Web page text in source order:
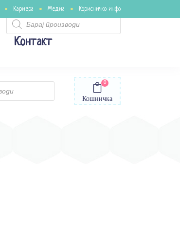
Кариера Медиа Корисничко инфо
Контакт
Кошничка
0
Products
search